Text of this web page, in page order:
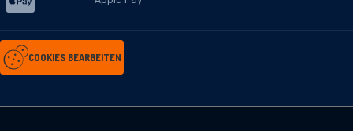
COOKIES BEARBEITEN